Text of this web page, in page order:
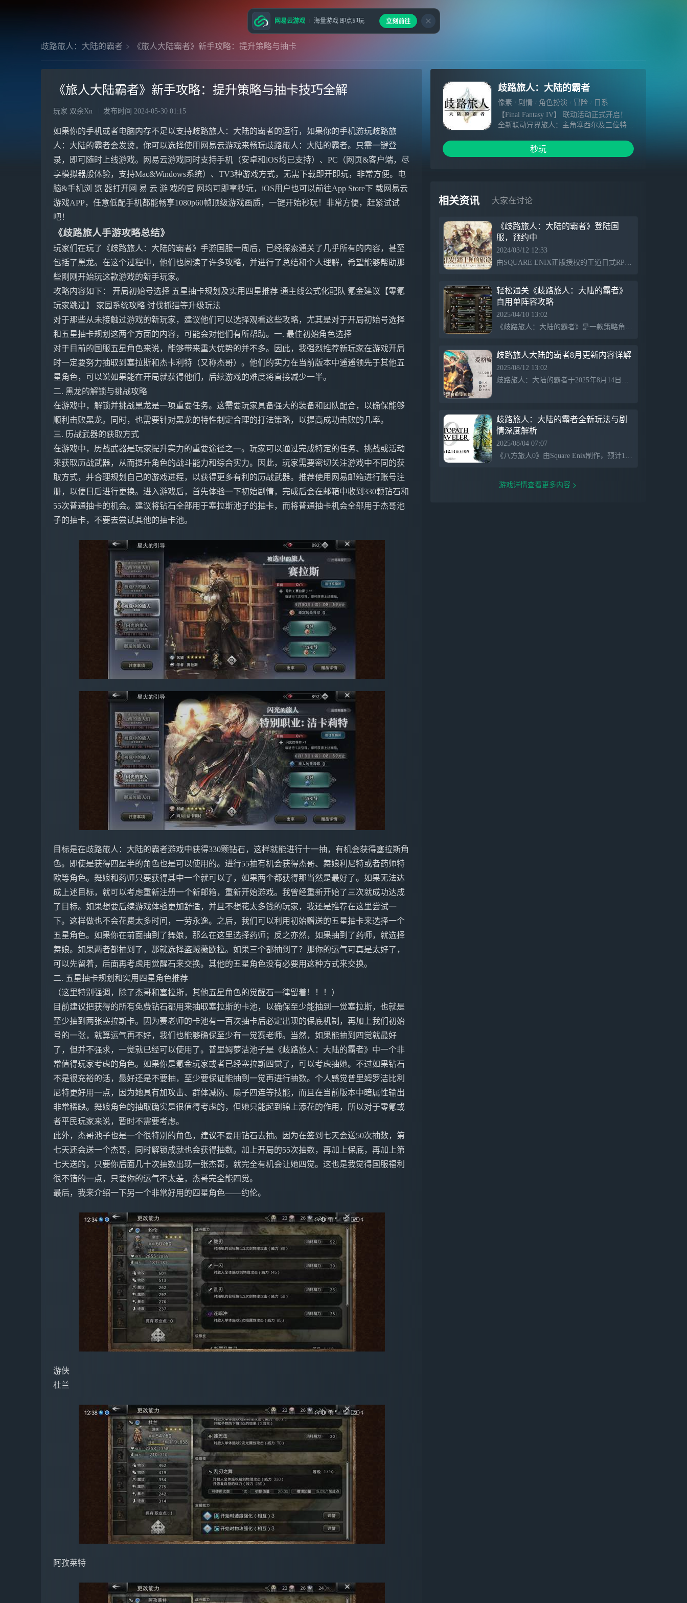
歧路旅人：大陆的霸者 《旅人大陆霸者》新手攻略：提升策略与抽卡
《旅人大陆霸者》新手攻略：提升策略与抽卡技巧全解
玩家 双余Xn 发布时间 2024-05-30 01:15
如果你的手机或者电脑内存不足以支持歧路旅人：大陆的霸者的运行，如果你的手机游玩歧路旅
人：大陆的霸者会发烫，你可以选择使用网易云游戏来畅玩歧路旅人：大陆的霸者。只需一键登
录，即可随时上线游戏。网易云游戏同时支持手机（安卓和iOS均已支持）、PC（网页&客户端，尽
享模拟器般体验，支持Mac&Windows系统）、TV3种游戏方式，无需下载即开即玩，非常方便。电
脑&手机浏 览 器打开网 易 云 游 戏的官 网均可即享秒玩，iOS用户也可以前往App Store下 载网易云
游戏APP，任意低配手机都能畅享1080p60帧顶级游戏画质，一键开始秒玩！非常方便，赶紧试试
吧！
《歧路旅人手游攻略总结》
玩家们在玩了《歧路旅人：大陆的霸者》手游国服一周后，已经探索通关了几乎所有的内容，甚至
包括了黑龙。在这个过程中，他们也阅读了许多攻略，并进行了总结和个人理解，希望能够帮助那
些刚刚开始玩这款游戏的新手玩家。
攻略内容如下： 开局初始号选择 五星抽卡规划及实用四星推荐 通主线公式化配队 氪金建议【零氪
玩家跳过】 家园系统攻略 讨伐抓猫等升级玩法
对于那些从未接触过游戏的新玩家，建议他们可以选择观看这些攻略，尤其是对于开局初始号选择
和五星抽卡规划这两个方面的内容，可能会对他们有所帮助。一. 最佳初始角色选择
对于目前的国服五星角色来说，能够带来重大优势的并不多。因此，我强烈推荐新玩家在游戏开局
时一定要努力抽取到塞拉斯和杰卡利特（又称杰哥）。他们的实力在当前版本中遥遥领先于其他五
星角色，可以说如果能在开局就获得他们，后续游戏的难度将直接减少一半。
二. 黑龙的解锁与挑战攻略
在游戏中，解锁并挑战黑龙是一项重要任务。这需要玩家具备强大的装备和团队配合，以确保能够
顺利击败黑龙。同时，也需要针对黑龙的特性制定合理的打法策略，以提高成功击败的几率。
三. 历战武器的获取方式
在游戏中，历战武器是玩家提升实力的重要途径之一。玩家可以通过完成特定的任务、挑战或活动
来获取历战武器，从而提升角色的战斗能力和综合实力。因此，玩家需要密切关注游戏中不同的获
取方式，并合理规划自己的游戏进程，以获得更多有利的历战武器。推荐使用网易邮箱进行账号注
册，以便日后进行更换。进入游戏后，首先体验一下初始剧情，完成后会在邮箱中收到330颗钻石和
55次普通抽卡的机会。建议将钻石全部用于塞拉斯池子的抽卡，而将普通抽卡机会全部用于杰哥池
子的抽卡，不要去尝试其他的抽卡池。
目标是在歧路旅人：大陆的霸者游戏中获得330颗钻石，这样就能进行十一抽，有机会获得塞拉斯角
色。即使是获得四星半的角色也是可以使用的。进行55抽有机会获得杰哥、舞娘利尼特或者药师特
欧等角色。舞娘和药师只要获得其中一个就可以了，如果两个都获得那当然是最好了。如果无法达
成上述目标，就可以考虑重新注册一个新邮箱，重新开始游戏。我曾经重新开始了三次就成功达成
了目标。如果想要后续游戏体验更加舒适，并且不想花太多钱的玩家，我还是推荐在这里尝试一
下。这样做也不会花费太多时间，一劳永逸。之后，我们可以利用初始赠送的五星抽卡来选择一个
五星角色。如果你在前面抽到了舞娘，那么在这里选择药师；反之亦然，如果抽到了药师，就选择
舞娘。如果两者都抽到了，那就选择盗贼薇欧拉。如果三个都抽到了？那你的运气可真是太好了，
可以先留着，后面再考虑用觉醒石来交换。其他的五星角色没有必要用这种方式来交换。
二. 五星抽卡规划和实用四星角色推荐
（这里特别强调，除了杰哥和塞拉斯，其他五星角色的觉醒石一律留着！！！）
目前建议把获得的所有免费钻石都用来抽取塞拉斯的卡池，以确保至少能抽到一觉塞拉斯，也就是
至少抽到两张塞拉斯卡。因为赛老师的卡池有一百次抽卡后必定出现的保底机制，再加上我们初始
号的一张，就算运气再不好，我们也能够确保至少有一觉赛老师。当然，如果能抽到四觉就最好
了，但并不强求，一觉就已经可以使用了。普里姆萝洁池子是《歧路旅人：大陆的霸者》中一个非
常值得玩家考虑的角色。如果你是氪金玩家或者已经塞拉斯四觉了，可以考虑抽她。不过如果钻石
不是很充裕的话，最好还是不要抽，至少要保证能抽到一觉再进行抽数。个人感觉普里姆罗洁比利
尼特更好用一点，因为她具有加攻击、群体减防、扇子四连等技能，而且在当前版本中暗属性输出
非常稀缺。舞娘角色的抽取确实是很值得考虑的，但她只能起到锦上添花的作用，所以对于零氪或
者平民玩家来说，暂时不需要考虑。
此外，杰哥池子也是一个很特别的角色，建议不要用钻石去抽。因为在签到七天会送50次抽数，第
七天还会送一个杰哥，同时解锁成就也会获得抽数。加上开局的55次抽数，再加上保底，再加上第
七天送的，只要你后面几十次抽数出现一张杰哥，就完全有机会让她四觉。这也是我觉得国服福利
很不错的一点，只要你的运气不太差，杰哥完全能四觉。
最后，我来介绍一下另一个非常好用的四星角色——约伦。
游侠
杜兰
阿孜莱特
歧路旅人：大陆的霸者
像素 剧情 角色扮演 冒险
日系
【Final Fantasy IV】 联动活动正式开启！
全新联动异界旅人：主角塞西尔及三位特别
场。 全新联动剧情上线。 联动福利：完成
支线任务必得五星塞西尔，还有免费红宝
秒玩
相关资讯 大家在讨论
《歧路旅人：大陆的霸者》登陆国
服，预约中
2024/03/12 12:33
由SQUARE ENIX正版授权的王道日式RPG像素游戏「歧路旅人」（通称：八方旅人）的移动端单人游戏专用RPG《歧路旅人：大陆的霸者》（国服版）首次在国内曝光，由网易游戏代理，目前现已开启预约！玩家
轻松通关《歧路旅人：大陆的霸者》
自用单阵容攻略
2025/04/10 13:02
《歧路旅人：大陆的霸者》是一款策略角色扮演游戏，玩家可以选择多样化的角色搭配，形成强力阵容。大王作为MVP，兼具暗输出和破盾能力；教父通过匕首输出和回蓝；泰里翁负责高输出和破盾；赛拉斯增强属性输出；小姨子和索尼娅则提供强力破盾和续航支持，同时林悠恩能为队伍回血并提升双防。这样的组合能够有效应对游戏中的各个阶段。
歧路旅人大陆的霸者8月更新内容详解
2025/08/12 13:02
歧路旅人：大陆的霸者于2025年8月14日进行维护，新增“索里斯帝亚的英杰们”限时引导和阶梯引导，提供新6★角色“帕特提欧”“爱格妮雅”，以及相关导片和奖励，丰富游戏内容体验。
歧路旅人：大陆的霸者全新玩法与剧
情深度解析
2025/08/04 07:07
《八方旅人0》由Square Enix制作，预计12月4日登陆多平台，支持中文。游戏延续系列沉浸式体验，主线约100小时，强化城镇建造、自定义角色和剧情决策，战斗系统丰富，加入新武器和多角色组合，画面优化并保留经典音乐，拥有大量支线任务和深度互动，内容丰富，超越前作。
游戏详情查看更多内容
网易云游戏 海量游戏 即点即玩 立刻前往